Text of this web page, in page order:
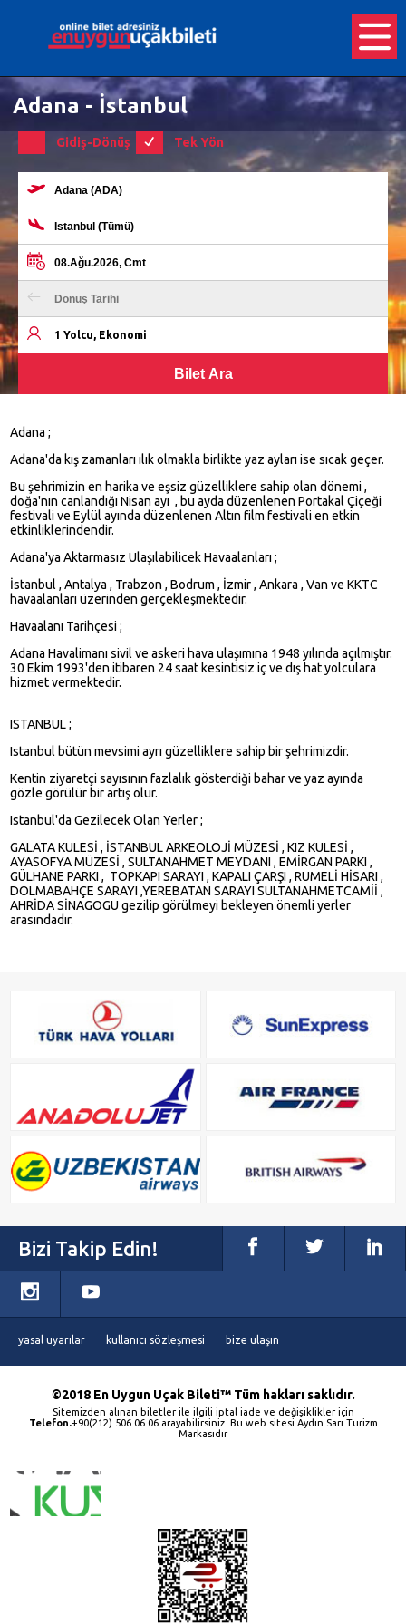
Adana - İstanbul
Gidiş-Dönüş Tek Yön
1 Yolcu, Ekonomi
Adana ;
Adana'da kış zamanları ılık olmakla birlikte yaz ayları ise sıcak geçer.
Bu şehrimizin en harika ve eşsiz güzelliklere sahip olan dönemi ,
doğa'nın canlandığı Nisan ayı , bu ayda düzenlenen Portakal Çiçeği
festivali ve Eylül ayında düzenlenen Altın film festivali en etkin
etkinliklerindendir.
Adana'ya Aktarmasız Ulaşılabilicek Havaalanları ;
İstanbul , Antalya , Trabzon , Bodrum , İzmir , Ankara , Van ve KKTC
havaalanları üzerinden gerçekleşmektedir.
Havaalanı Tarihçesi ;
Adana Havalimanı sivil ve askeri hava ulaşımına 1948 yılında açılmıştır.
30 Ekim 1993'den itibaren 24 saat kesintisiz iç ve dış hat yolculara
hizmet vermektedir.
ISTANBUL ;
Istanbul bütün mevsimi ayrı güzelliklere sahip bir şehrimizdir.
Kentin ziyaretçi sayısının fazlalık gösterdiği bahar ve yaz ayında
gözle görülür bir artış olur.
Istanbul'da Gezilecek Olan Yerler ;
GALATA KULESİ , İSTANBUL ARKEOLOJİ MÜZESİ , KIZ KULESİ ,
AYASOFYA MÜZESİ , SULTANAHMET MEYDANI , EMİRGAN PARKI ,
GÜLHANE PARKI , TOPKAPI SARAYI , KAPALI ÇARŞI ,RUMELİ HİSARI ,
DOLMABAHÇE SARAYI ,YEREBATAN SARAYI SULTANAHMETCAMİİ ,
AHRİDA SİNAGOGU gezilip görülmeyi bekleyen önemli yerler
arasındadır.
Bizi Takip Edin!
yasal uyarılar kullanıcı sözleşmesi bize ulaşın
©2018 En Uygun Uçak Bileti™ Tüm hakları saklıdır.
Sitemizden alınan biletler ile ilgili iptal iade ve değişiklikler için
Telefon.+90(212) 506 06 06 arayabilirsiniz Bu web sitesi Aydın Sarı Turizm
Markasıdır